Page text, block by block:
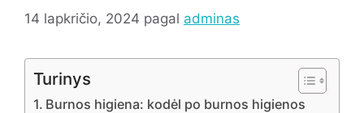
14 lapkričio, 2024 pagal adminas
Turinys
Burnos higiena: kodėl po burnos higienos